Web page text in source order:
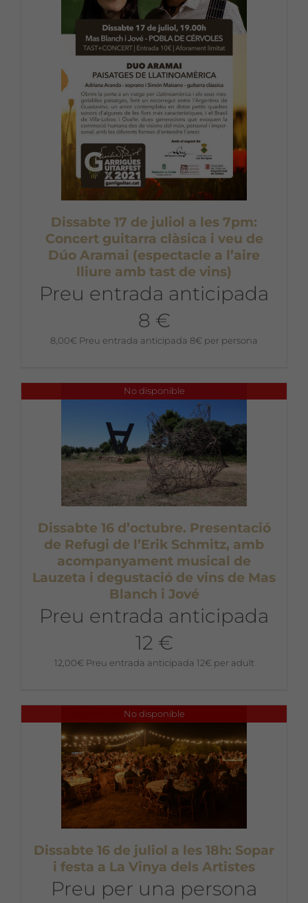
Dissabte 17 de juliol a les 7pm:
Concert guitarra clàsica i veu de
Dúo Aramai (espectacle a l’aire
lliure amb tast de vins)
Preu entrada anticipada
8 €
8,00€ Preu entrada anticipada 8€ per persona
No disponible
Dissabte 16 d’octubre. Presentació
de Refugi de l’Erik Schmitz, amb
acompanyament musical de
Lauzeta i degustació de vins de Mas
Blanch i Jové
Preu entrada anticipada
12 €
12,00€ Preu entrada anticipada 12€ per adult
No disponible
Dissabte 16 de juliol a les 18h: Sopar
i festa a La Vinya dels Artistes
Preu per una persona